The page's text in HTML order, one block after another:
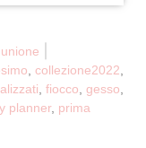
collezione2022
fiocco gesso
planner, prima